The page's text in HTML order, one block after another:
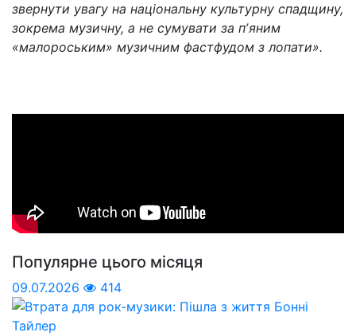
звернути увагу на національну культурну спадщину,
зокрема музичну, а не сумувати за пʼяним
«малороським» музичним фастфудом з лопати».
Популярне цього місяця
09.07.2026 414